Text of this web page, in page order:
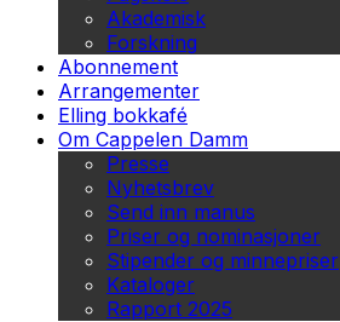
Akademisk
Forskning
Abonnement
Arrangementer
Elling bokkafé
Om Cappelen Damm
Presse
Nyhetsbrev
Send inn manus
Priser og nominasjoner
Stipender og minnepriser
Kataloger
Rapport 2025